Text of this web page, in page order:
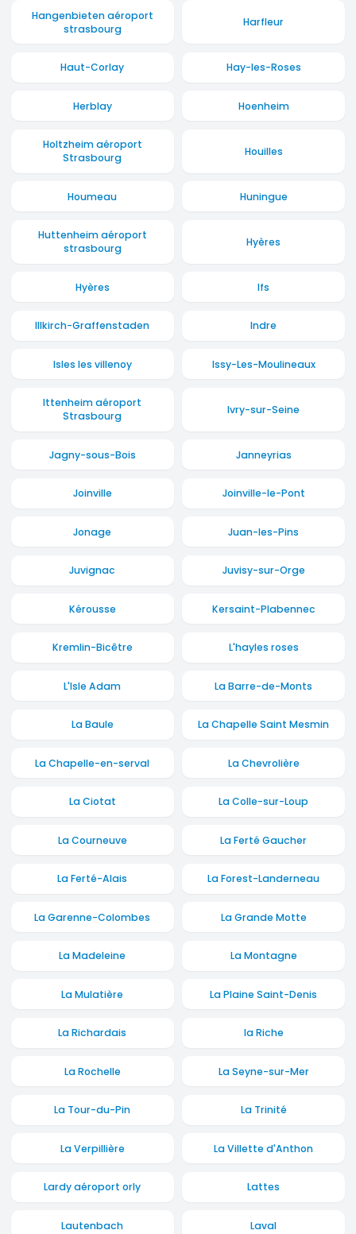
Hangenbieten aéroport
strasbourg
Harfleur
Haut-Corlay Hay-les-Roses
Herblay Hoenheim
Holtzheim aéroport
Strasbourg
Houilles
Houmeau Huningue
Huttenheim aéroport
strasbourg
Hyères
Hyères Ifs
Illkirch-Graffenstaden Indre
Isles les villenoy Issy-Les-Moulineaux
Ittenheim aéroport
Strasbourg
Ivry-sur-Seine
Jagny-sous-Bois Janneyrias
Joinville Joinville-le-Pont
Jonage Juan-les-Pins
Juvignac Juvisy-sur-Orge
Kérousse Kersaint-Plabennec
Kremlin-Bicêtre L'hayles roses
L'Isle Adam La Barre-de-Monts
La Baule La Chapelle Saint Mesmin
La Chapelle-en-serval La Chevrolière
La Ciotat La Colle-sur-Loup
La Courneuve La Ferté Gaucher
La Ferté-Alais La Forest-Landerneau
La Garenne-Colombes La Grande Motte
La Madeleine La Montagne
La Mulatière La Plaine Saint-Denis
La Richardais la Riche
La Rochelle La Seyne-sur-Mer
La Tour-du-Pin La Trinité
La Verpillière La Villette d'Anthon
Lardy aéroport orly Lattes
Lautenbach Laval